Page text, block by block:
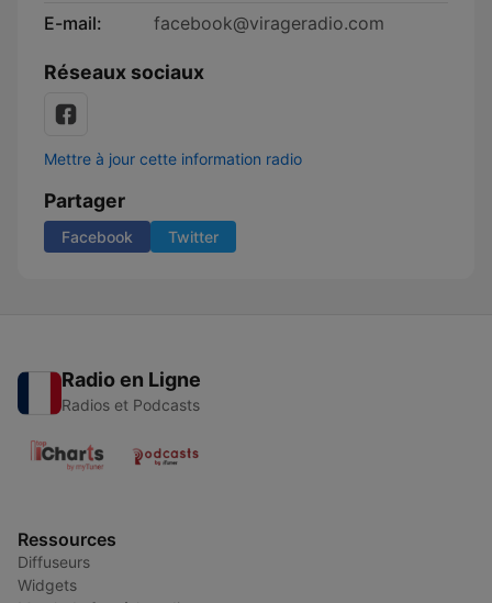
E-mail:
facebook@virageradio.com
Réseaux sociaux
Mettre à jour cette information radio
Partager
Facebook Twitter
Radio en Ligne
Radios et Podcasts
Ressources
Diffuseurs
Widgets